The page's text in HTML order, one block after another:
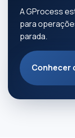
A GProcess
para
parada.
Conhecer